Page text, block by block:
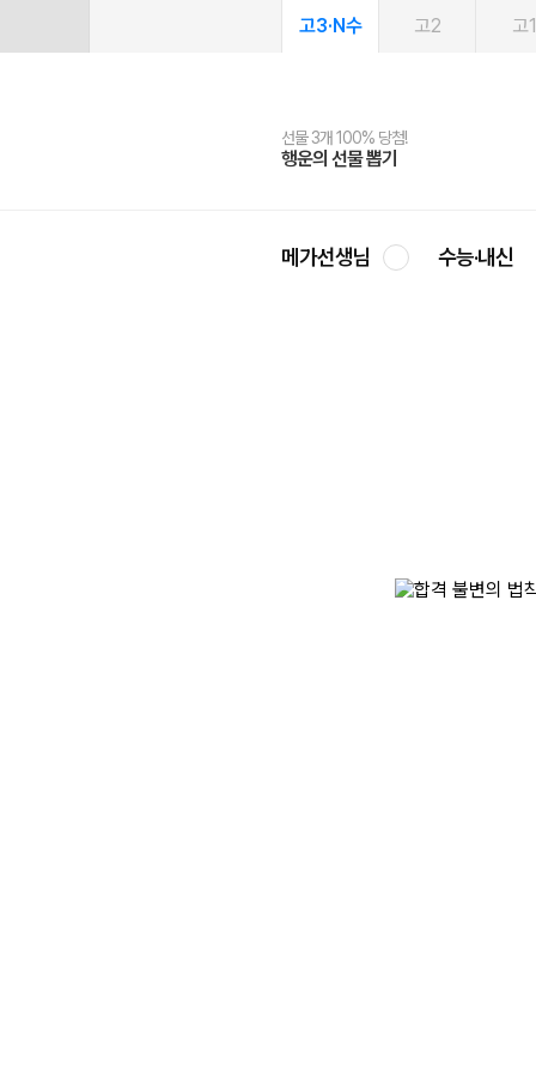
고3·N수 고2 고1
선물 3개 100% 당첨!
행운의 선물 뽑기
선물 100% 증정!
메가스터디 X 올리브
여름방학 스터디 캐시백
메가런 썸머스쿨
2027 러셀 단과
강사 공개선발
스마트러닝앱
설문 EVENT
메가패스
3일 무료 체험권
메가패스 수강생 무료혜택!
메가클럽 멤버십
사회공헌 캠페인
희망이룸 메가나눔
메가선생님 수능·내신